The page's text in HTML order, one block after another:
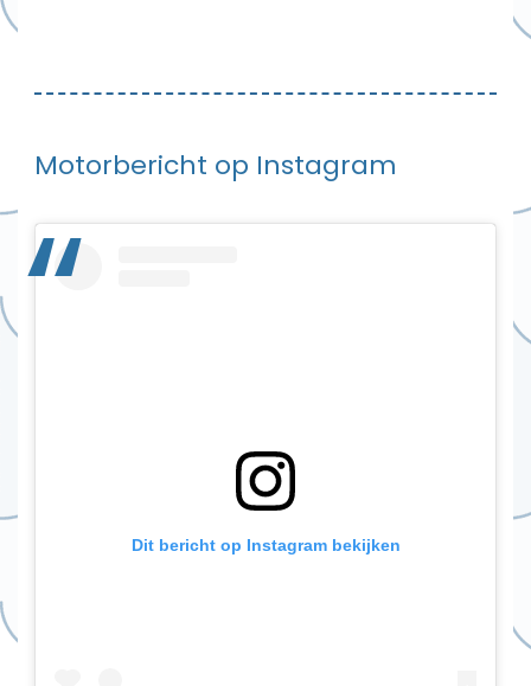
Motorbericht op Instagram
Dit bericht op Instagram bekijken